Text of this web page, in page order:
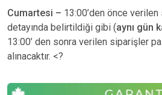
Cumartesi – 13:00’den önce
detayında belirtildiği gibi (aynı gün
13:00’ den sonra verilen siparişler
alınacaktır. <?